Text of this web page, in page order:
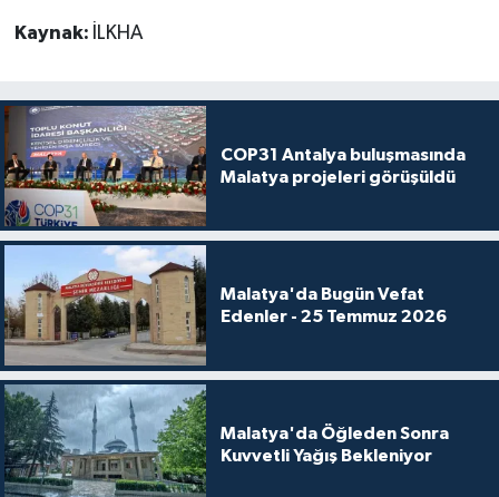
Kaynak: İLKHA
COP31 Antalya buluşmasında
Malatya projeleri görüşüldü
Malatya'da Bugün Vefat
Edenler - 25 Temmuz 2026
Malatya'da Öğleden Sonra
Kuvvetli Yağış Bekleniyor